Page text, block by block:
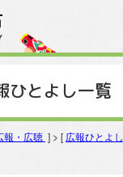
ひとよし一覧
報・広聴 ] > [ 広報ひとよし